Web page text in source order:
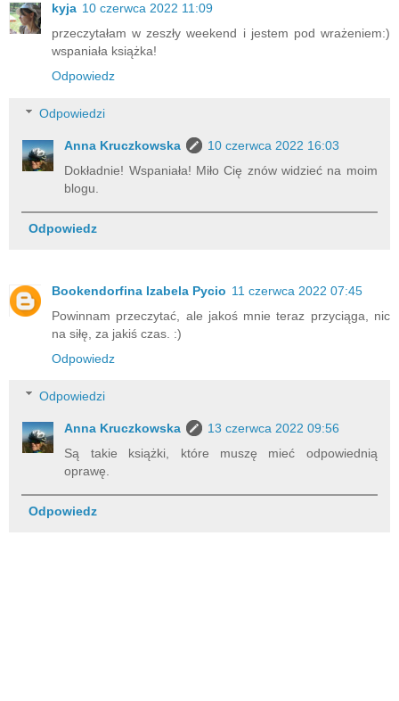
kyja 10 czerwca 2022 11:09
przeczytałam w zeszły weekend i jestem pod wrażeniem:)
wspaniała książka!
Odpowiedz
Odpowiedzi
Anna Kruczkowska
10 czerwca 2022 16:03
Dokładnie! Wspaniała! Miło Cię znów widzieć na moim
blogu.
Odpowiedz
Bookendorfina Izabela Pycio 11 czerwca 2022 07:45
Powinnam przeczytać, ale jakoś mnie teraz przyciąga, nic
na siłę, za jakiś czas. :)
Odpowiedz
Odpowiedzi
Anna Kruczkowska
13 czerwca 2022 09:56
Są takie książki, które muszę mieć odpowiednią
oprawę.
Odpowiedz